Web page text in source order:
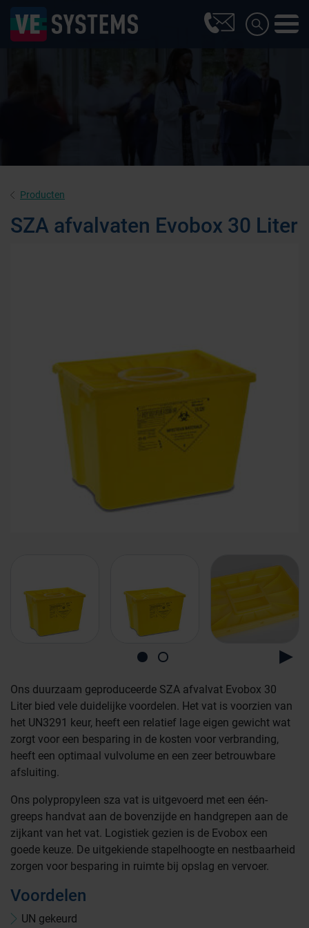
Producten
SZA afvalvaten Evobox 30 Liter
Ons duurzaam geproduceerde SZA afvalvat Evobox 30
Liter bied vele duidelijke voordelen. Het vat is voorzien van
het UN3291 keur, heeft een relatief lage eigen gewicht wat
zorgt voor een besparing in de kosten voor verbranding,
heeft een optimaal vulvolume en een zeer betrouwbare
afsluiting.
Ons polypropyleen sza vat is uitgevoerd met een één-
greeps handvat aan de bovenzijde en handgrepen aan de
zijkant van het vat. Logistiek gezien is de Evobox een
goede keuze. De uitgekiende stapelhoogte en nestbaarheid
zorgen voor besparing in ruimte bij opslag en vervoer.
Voordelen
UN gekeurd
Farmaceutische industrie